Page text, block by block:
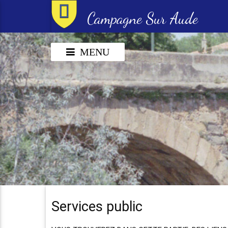
Campagne Sur Aude
MENU
Services public